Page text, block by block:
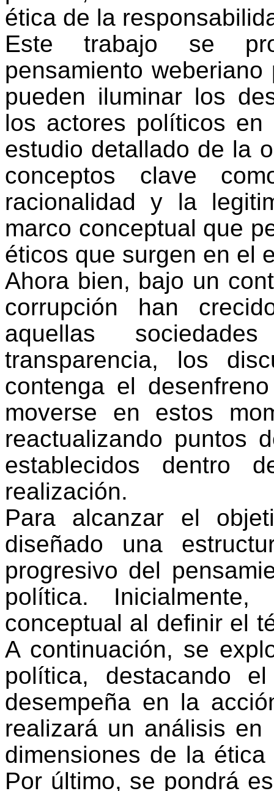
ética de la
Este trabajo se
pensamiento
pueden iluminar los
los actores políticos
estudio detallado de la
conceptos clave
racionalidad y la
marco conceptual que
éticos que surgen en el
Ahora bien, bajo un
corrupción han
aquellas
transparencia, los
contenga el
moverse en estos
reactualizando puntos
establecidos dentro
realización.
Para alcanzar el
diseñado una
progresivo del
política.
conceptual al definir el
A continuación, se
política, destacando
desempeña en la
realizará un análisis
dimensiones de la
Por último, se pondrá